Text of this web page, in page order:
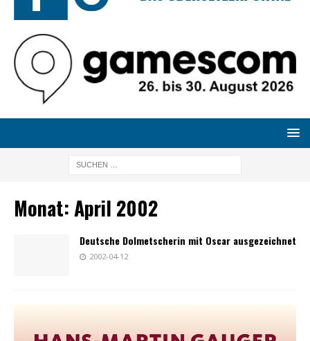
Monat:April 2002
Deutsche Dolmetscherin mit Oscar ausgezeichnet
2002-04-12